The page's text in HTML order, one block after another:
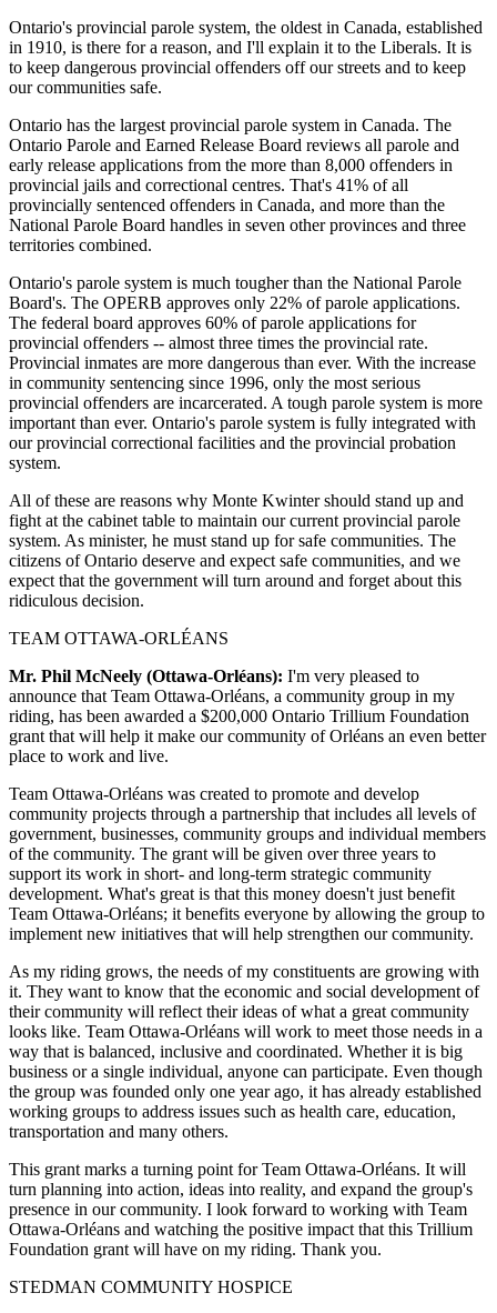
Ontario's provincial parole system, the oldest in Canada, established
in 1910, is there for a reason, and I'll explain it to the Liberals. It is
to keep dangerous provincial offenders off our streets and to keep
our communities safe.
Ontario has the largest provincial parole system in Canada. The
Ontario Parole and Earned Release Board reviews all parole and
early release applications from the more than 8,000 offenders in
provincial jails and correctional centres. That's 41% of all
provincially sentenced offenders in Canada, and more than the
National Parole Board handles in seven other provinces and three
territories combined.
Ontario's parole system is much tougher than the National Parole
Board's. The OPERB approves only 22% of parole applications.
The federal board approves 60% of parole applications for
provincial offenders -- almost three times the provincial rate.
Provincial inmates are more dangerous than ever. With the increase
in community sentencing since 1996, only the most serious
provincial offenders are incarcerated. A tough parole system is more
important than ever. Ontario's parole system is fully integrated with
our provincial correctional facilities and the provincial probation
system.
All of these are reasons why Monte Kwinter should stand up and
fight at the cabinet table to maintain our current provincial parole
system. As minister, he must stand up for safe communities. The
citizens of Ontario deserve and expect safe communities, and we
expect that the government will turn around and forget about this
ridiculous decision.
TEAM OTTAWA-ORLÉANS
Mr. Phil McNeely (Ottawa-Orléans): I'm very pleased to
announce that Team Ottawa-Orléans, a community group in my
riding, has been awarded a $200,000 Ontario Trillium Foundation
grant that will help it make our community of Orléans an even better
place to work and live.
Team Ottawa-Orléans was created to promote and develop
community projects through a partnership that includes all levels of
government, businesses, community groups and individual members
of the community. The grant will be given over three years to
support its work in short- and long-term strategic community
development. What's great is that this money doesn't just benefit
Team Ottawa-Orléans; it benefits everyone by allowing the group to
implement new initiatives that will help strengthen our community.
As my riding grows, the needs of my constituents are growing with
it. They want to know that the economic and social development of
their community will reflect their ideas of what a great community
looks like. Team Ottawa-Orléans will work to meet those needs in a
way that is balanced, inclusive and coordinated. Whether it is big
business or a single individual, anyone can participate. Even though
the group was founded only one year ago, it has already established
working groups to address issues such as health care, education,
transportation and many others.
This grant marks a turning point for Team Ottawa-Orléans. It will
turn planning into action, ideas into reality, and expand the group's
presence in our community. I look forward to working with Team
Ottawa-Orléans and watching the positive impact that this Trillium
Foundation grant will have on my riding. Thank you.
STEDMAN COMMUNITY HOSPICE